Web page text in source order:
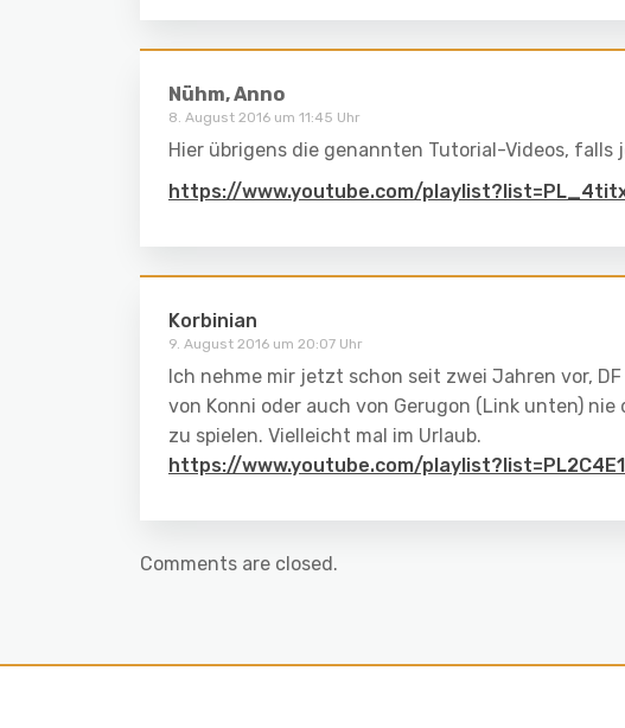
Nühm, Anno
8. August 2016 um 11:45 Uhr
Hier übrigens die genannten Tutorial-Videos, falls
https://www.youtube.com/
Korbinian
9. August 2016 um 20:07 Uhr
Ich nehme mir jetzt schon seit zwei Jahren vor,
von Konni oder auch von Gerugon (Link unten)
zu spielen. Vielleicht mal im Urlaub.
https://www.youtube.com/
Comments are closed.